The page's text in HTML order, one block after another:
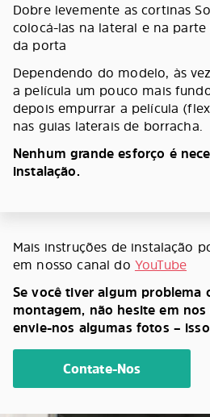
Dobre levemente as cortinas
colocá-las na lateral e na
da porta
Dependendo do modelo, às
a película um pouco mais
depois empurrar a película
nas guias laterais de borracha.
Nenhum grande esforço é
instalação.
Mais instruções de instalação
em nosso canal do YouTube
Se você tiver algum problema
montagem, não hesite em
envie-nos algumas fotos –
Contate-Nos